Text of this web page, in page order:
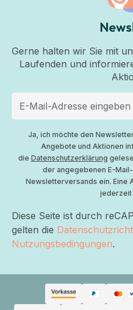
Gerne halten wir Sie mit
Laufenden und
Ja, ich möchte den
Angebote und Aktionen
die Datenschutzerklärung
der angegebenen E-
Newsletterversands ein. Eine
jederzeit
Diese Seite ist durch
gelten die
Nutzungsbedingungen.